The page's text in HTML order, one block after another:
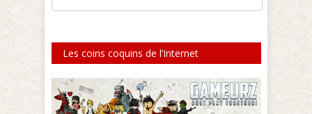
Les coins coquins de l’Internet